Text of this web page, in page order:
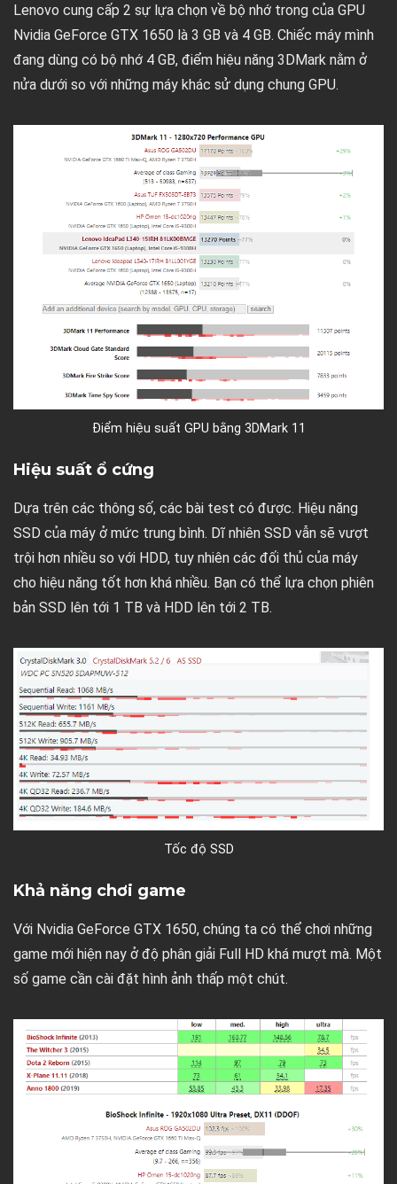
Lenovo cung cấp 2 sự lựa chọn về bộ nhớ trong của GPU
Nvidia GeForce GTX 1650 là 3 GB và 4 GB. Chiếc máy mình
đang dùng có bộ nhớ 4 GB, điểm hiệu năng 3DMark nằm ở
nửa dưới so với những máy khác sử dụng chung GPU.
Điểm hiệu suất GPU bằng 3DMark 11
Hiệu suất ổ cứng
Dựa trên các thông số, các bài test có được. Hiệu năng
SSD của máy ở mức trung bình. Dĩ nhiên SSD vẫn sẽ vượt
trội hơn nhiều so với HDD, tuy nhiên các đối thủ của máy
cho hiệu năng tốt hơn khá nhiều. Bạn có thể lựa chọn phiên
bản SSD lên tới 1 TB và HDD lên tới 2 TB.
Tốc độ SSD
Khả năng chơi game
Với Nvidia GeForce GTX 1650, chúng ta có thể chơi những
game mới hiện nay ở độ phân giải Full HD khá mượt mà. Một
số game cần cài đặt hình ảnh thấp một chút.